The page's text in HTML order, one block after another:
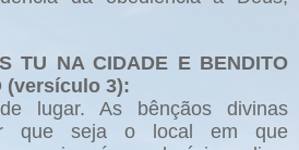
TU NA CIDADE E BENDITO
(versículo 3):
lugar. As bênçãos divinas
que seja o local em que